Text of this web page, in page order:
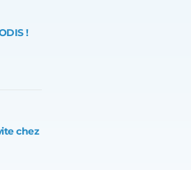
!
chez